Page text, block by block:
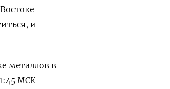
и
⁠металлов в
МСК